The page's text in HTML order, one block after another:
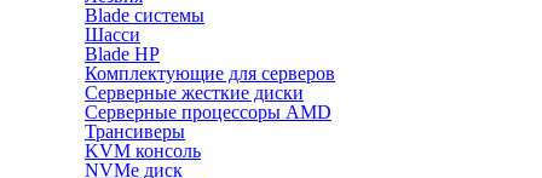
Blade системы
Шасси
Blade HP
Комплектующие для серверов
Серверные жесткие диски
Серверные процессоры AMD
Трансиверы
KVM консоль
NVMe диск